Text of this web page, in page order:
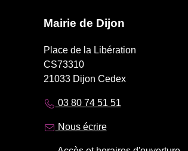
Mairie de Dijon
Place de la Libération
CS73310
21033 Dijon Cedex
03 80 74 51 51
Nous écrire